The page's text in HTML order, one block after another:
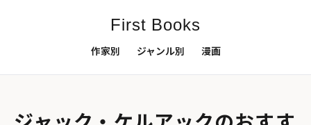
First Books
作家別 ジャンル別 漫画